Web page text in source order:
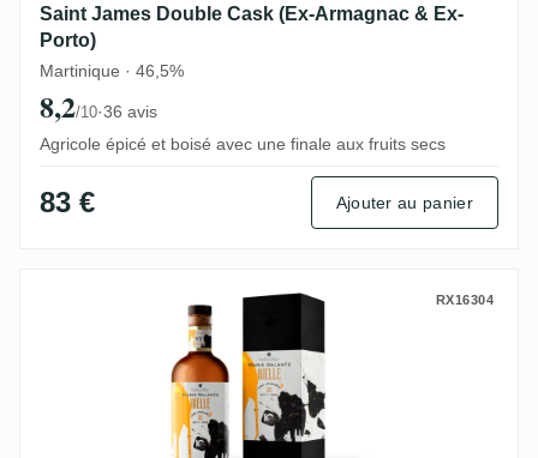
Saint James Double Cask (Ex-Armagnac & Ex-
Porto)
Martinique · 46,5%
8,2/10·36 avis
Agricole épicé et boisé avec une finale aux fruits secs
83 € Ajouter au panier
Excellence Rhum Bielle 515 Collection
RX16304